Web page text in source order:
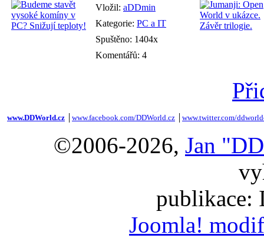
Vložil: aDDmin
Kategorie: PC a IT
Spuštěno: 1404x
Komentářů: 4
www.DDWorld.cz www.facebook.com/DDWorld.cz www.twitter.com/
©2006-2026, Jan
publikace:
Joomla!